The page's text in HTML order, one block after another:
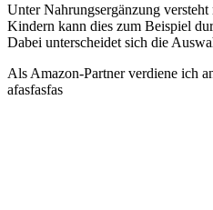
Unter Nahrungsergänzung
Kindern kann dies zum Beispiel
Dabei unterscheidet sich die
Als Amazon-Partner verdiene ich
afasfasfas